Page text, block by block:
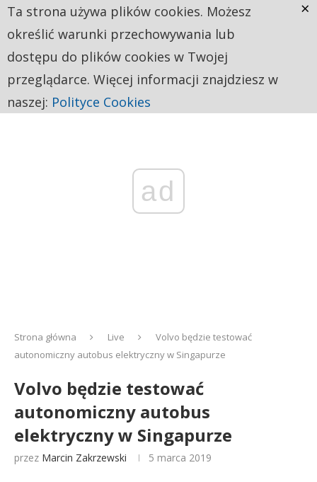
ad
Strona główna Live
Volvo będzie testować
autonomiczny autobus elektryczny w Singapurze
Volvo będzie testować
autonomiczny autobus
elektryczny w Singapurze
przez Marcin Zakrzewski 5 marca 2019
Ta strona używa plików cookies. Możesz
określić warunki przechowywania lub
dostępu do plików cookies w Twojej
przeglądarce. Więcej informacji znajdziesz w
naszej: Polityce Cookies
×